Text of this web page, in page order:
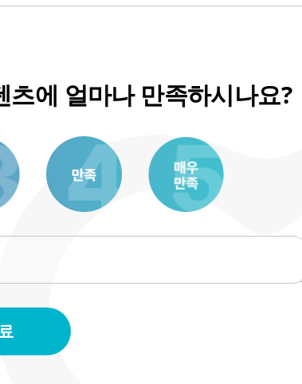
에 얼마나 만족하시나요?